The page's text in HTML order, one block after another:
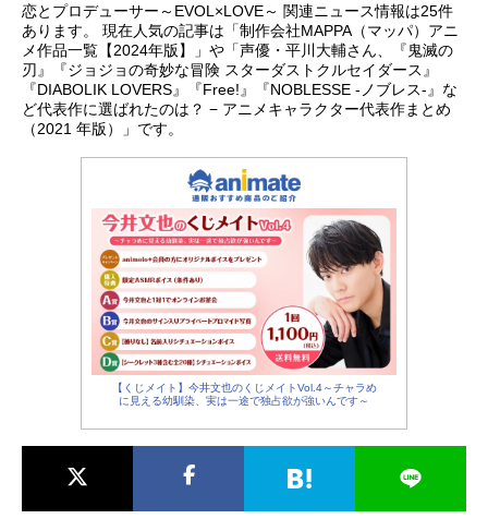
恋とプロデューサー～EVOL×LOVE～ 関連ニュース情報は25件
あります。 現在人気の記事は「制作会社MAPPA（マッパ）アニ
メ作品一覧【2024年版】」や「声優・平川大輔さん、『鬼滅の
刃』『ジョジョの奇妙な冒険 スターダストクルセイダース』
『DIABOLIK LOVERS』『Free!』『NOBLESSE -ノブレス-』な
ど代表作に選ばれたのは？ − アニメキャラクター代表作まとめ
（2021 年版）」です。
【くじメイト】今井文也のくじメイトVol.4～チャラめ
に見える幼馴染、実は一途で独占欲が強いんです～